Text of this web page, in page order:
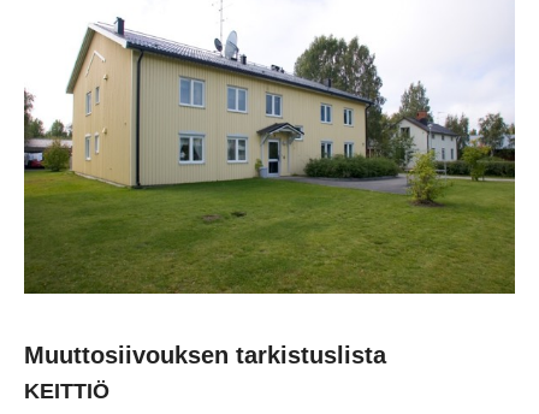
Muuttosiivouksen tarkistuslista
KEITTIÖ